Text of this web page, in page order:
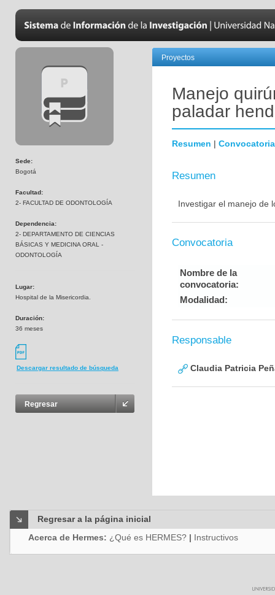
Sede:
Bogotá
Facultad:
2- FACULTAD DE ODONTOLOGÍA
Dependencia:
2- DEPARTAMENTO DE CIENCIAS
BÁSICAS Y MEDICINA ORAL -
ODONTOLOGÍA
Lugar:
Hospital de la Misericordia.
Duración:
36 meses
Descargar resultado de búsqueda
Regresar
Proyectos
Manejo
paladar
Resumen | Convocatoria
Resumen
Investigar el manejo de
Convocatoria
Nombre de la
convocatoria:
Modalidad:
Responsable
Claudia Patricia
Regresar a la página inicial
Acerca de Hermes: ¿Qué es HERMES? | Instructivos